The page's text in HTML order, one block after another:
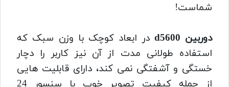
شماست!
دوربین d5600
در ابعاد کوچک با وزن سبک که
استفاده طولانی مدت از آن نیز کاربر را دچار
خستگی و آشفتگی نمی کند، دارای قابلیت هایی
از جمله کیفیت تصویر خوب با سنسور 24